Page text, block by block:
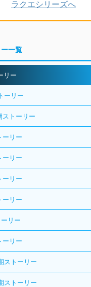
一覧
リー
ーリー
ストーリー
ーリー
ーリー
ーリー
ーリー
ーリー
ーリー
ストーリー
ストーリー